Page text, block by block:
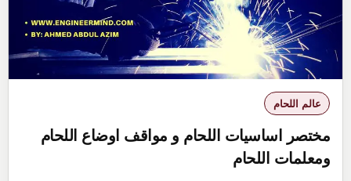
المستخدمة
عالم اللحام
مختصر اساسيات اللحام و مواقف اوضاع اللحام
ومعلمات اللحام